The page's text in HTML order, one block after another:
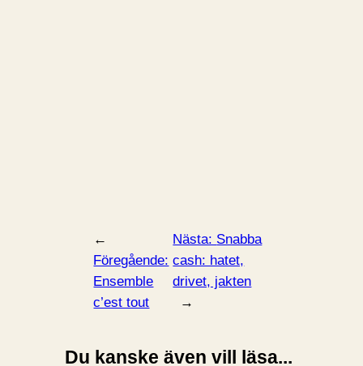
←
Föregående:
Ensemble
c’est tout
Nästa: Snabba
cash: hatet,
drivet, jakten
→
Du kanske även vill läsa...